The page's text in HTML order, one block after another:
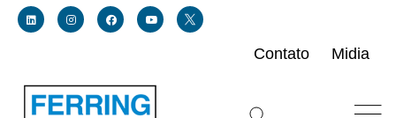
Link for twitter profile for ferring usa
Link for facebook profile for ferring usa
Link for linkedin profile for ferring usa
Link for instagram profile for ferring usa
Contato Midia
Search icon button